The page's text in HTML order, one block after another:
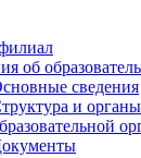
об
сведения
и